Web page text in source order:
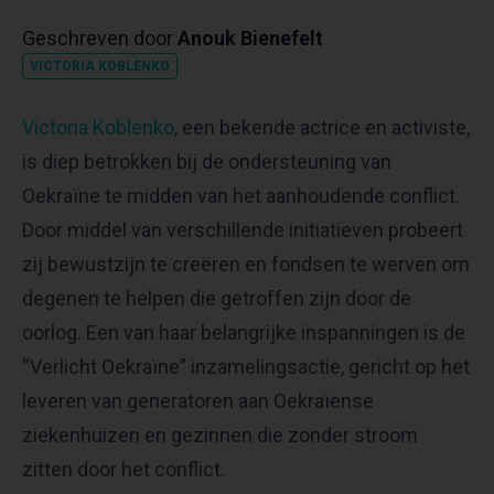
Geschreven door Anouk Bienefelt
VICTORIA KOBLENKO
Victoria Koblenko, een bekende actrice en activiste,
is diep betrokken bij de ondersteuning van
Oekraïne te midden van het aanhoudende conflict.
Door middel van verschillende initiatieven probeert
zij bewustzijn te creëren en fondsen te werven om
degenen te helpen die getroffen zijn door de
oorlog. Een van haar belangrijke inspanningen is de
“Verlicht Oekraïne” inzamelingsactie, gericht op het
leveren van generatoren aan Oekraïense
ziekenhuizen en gezinnen die zonder stroom
zitten door het conflict.